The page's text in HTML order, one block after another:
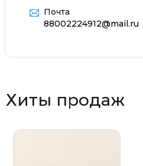
Почта
88002224912@mail.ru
Хиты продаж